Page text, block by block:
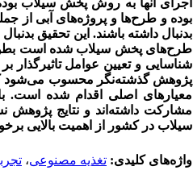
اجرای آنها به روش پخش سیلاب
بوده و طرح‌ها و پروژه‌های آبی از
بدنبال داشته باشند. این تحقیق
طرح‌های پخش سیلاب شده است
شناسایی و تعیین عوامل
پژوهش گذشته‌نگر محسوب می‌شود که
معیارهای
اصلی
سیلاب در کشور از اهمیت بالایی
واژه‌های کلیدی: تغذیه مصنوعی،